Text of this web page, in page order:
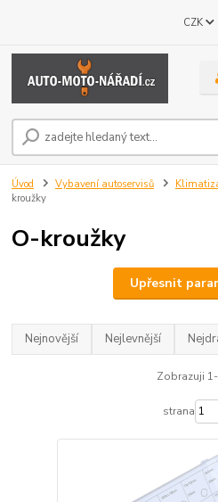
CZK
Úvod Vybavení autoservisů
kroužky
O-kroužky
Upřesnit
Nejnovější Nejlevnější
Zobrazuji
strana